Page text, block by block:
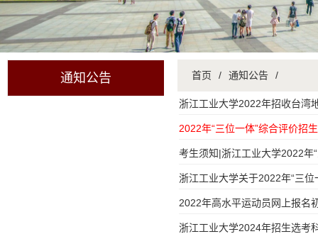
通知公告 首页 / 通知公告 /
浙江工业大学2022年招收台湾
2022年“三位一体”综合评价招
考生须知|浙江工业大学2022年
浙江工业大学关于2022年“三
2022年高水平运动员网上报名
浙江工业大学2024年招生选考